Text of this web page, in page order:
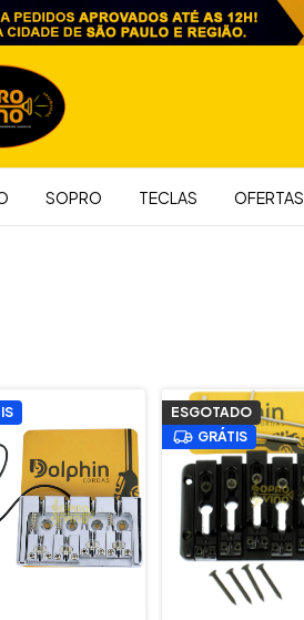
SOPRO TECLAS OFERTAS
ESGOTADO
GRÁTIS